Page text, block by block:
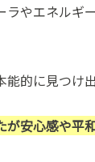
やエネルギ
的に見つけ出
安心感や平